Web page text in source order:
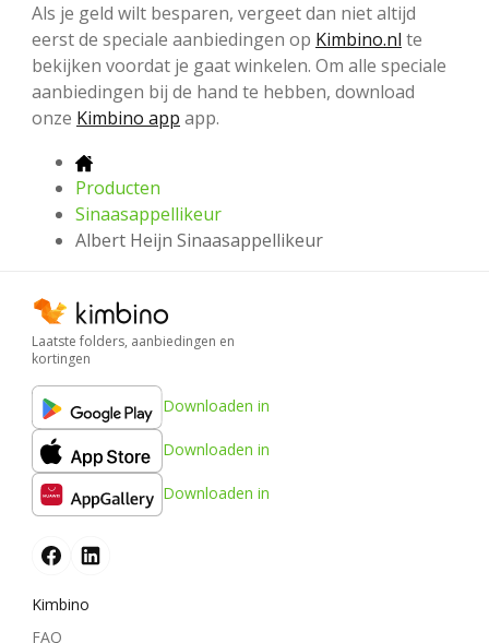
Als je geld wilt besparen, vergeet dan niet altijd
eerst de speciale aanbiedingen op Kimbino.nl te
bekijken voordat je gaat winkelen. Om alle speciale
aanbiedingen bij de hand te hebben, download
onze Kimbino app app.
Producten
Sinaasappellikeur
Albert Heijn Sinaasappellikeur
Laatste folders, aanbiedingen en
kortingen
Downloaden in
Downloaden in
Downloaden in
Kimbino
FAQ